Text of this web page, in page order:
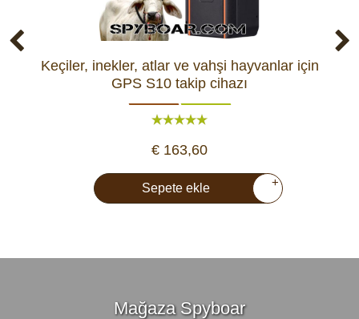
Keçiler, inekler, atlar ve vahşi hayvanlar için
GPS S10 takip cihazı
€ 163,60
Sepete ekle +
Mağaza Spyboar